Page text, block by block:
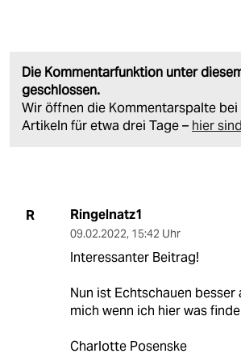
Die Kommentarfunktion unter
geschlossen.
Wir öffnen die Kommentarspalte bei
Artikeln für etwa drei Tage – hier
R Ringelnatz1
09.02.2022, 15:42 Uhr
Interessanter Beitrag!
Nun ist Echtschauen besser
mich wenn ich hier was
Charlotte Posenske